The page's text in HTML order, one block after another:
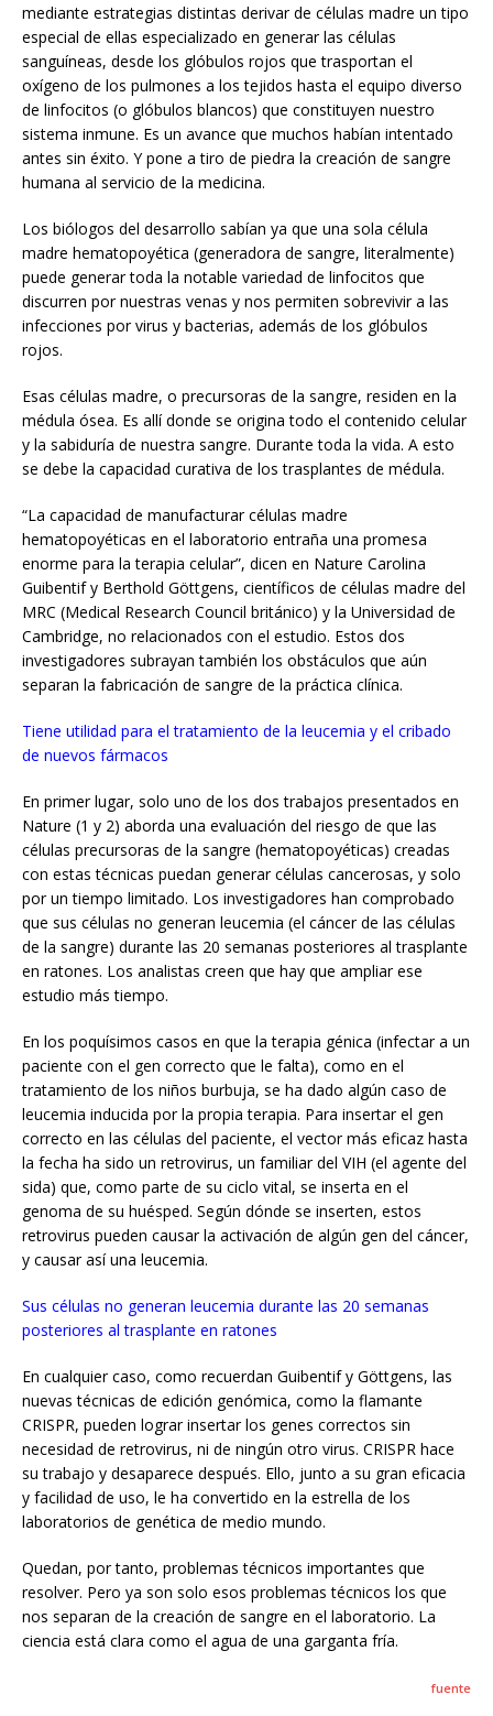
mediante estrategias distintas derivar de células madre un tipo
especial de ellas especializado en generar las células
sanguíneas, desde los glóbulos rojos que trasportan el
oxígeno de los pulmones a los tejidos hasta el equipo diverso
de linfocitos (o glóbulos blancos) que constituyen nuestro
sistema inmune. Es un avance que muchos habían intentado
antes sin éxito. Y pone a tiro de piedra la creación de sangre
humana al servicio de la medicina.
Los biólogos del desarrollo sabían ya que una sola célula
madre hematopoyética (generadora de sangre, literalmente)
puede generar toda la notable variedad de linfocitos que
discurren por nuestras venas y nos permiten sobrevivir a las
infecciones por virus y bacterias, además de los glóbulos
rojos.
Esas células madre, o precursoras de la sangre, residen en la
médula ósea. Es allí donde se origina todo el contenido celular
y la sabiduría de nuestra sangre. Durante toda la vida. A esto
se debe la capacidad curativa de los trasplantes de médula.
“La capacidad de manufacturar células madre
hematopoyéticas en el laboratorio entraña una promesa
enorme para la terapia celular”, dicen en Nature Carolina
Guibentif y Berthold Göttgens, científicos de células madre del
MRC (Medical Research Council británico) y la Universidad de
Cambridge, no relacionados con el estudio. Estos dos
investigadores subrayan también los obstáculos que aún
separan la fabricación de sangre de la práctica clínica.
Tiene utilidad para el tratamiento de la leucemia y el cribado
de nuevos fármacos
En primer lugar, solo uno de los dos trabajos presentados en
Nature (1 y 2) aborda una evaluación del riesgo de que las
células precursoras de la sangre (hematopoyéticas) creadas
con estas técnicas puedan generar células cancerosas, y solo
por un tiempo limitado. Los investigadores han comprobado
que sus células no generan leucemia (el cáncer de las células
de la sangre) durante las 20 semanas posteriores al trasplante
en ratones. Los analistas creen que hay que ampliar ese
estudio más tiempo.
En los poquísimos casos en que la terapia génica (infectar a un
paciente con el gen correcto que le falta), como en el
tratamiento de los niños burbuja, se ha dado algún caso de
leucemia inducida por la propia terapia. Para insertar el gen
correcto en las células del paciente, el vector más eficaz hasta
la fecha ha sido un retrovirus, un familiar del VIH (el agente del
sida) que, como parte de su ciclo vital, se inserta en el
genoma de su huésped. Según dónde se inserten, estos
retrovirus pueden causar la activación de algún gen del cáncer,
y causar así una leucemia.
Sus células no generan leucemia durante las 20 semanas
posteriores al trasplante en ratones
En cualquier caso, como recuerdan Guibentif y Göttgens, las
nuevas técnicas de edición genómica, como la flamante
CRISPR, pueden lograr insertar los genes correctos sin
necesidad de retrovirus, ni de ningún otro virus. CRISPR hace
su trabajo y desaparece después. Ello, junto a su gran eficacia
y facilidad de uso, le ha convertido en la estrella de los
laboratorios de genética de medio mundo.
Quedan, por tanto, problemas técnicos importantes que
resolver. Pero ya son solo esos problemas técnicos los que
nos separan de la creación de sangre en el laboratorio. La
ciencia está clara como el agua de una garganta fría.
fuente